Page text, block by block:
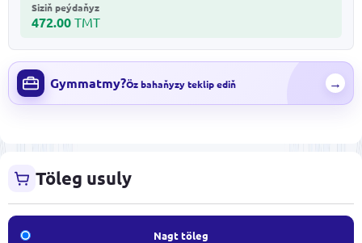
Siziň peýdaňyz
472.00 TMT
Gymmatmy?Öz bahaňyzy teklip ediň →
Töleg usuly
Nagt töleg